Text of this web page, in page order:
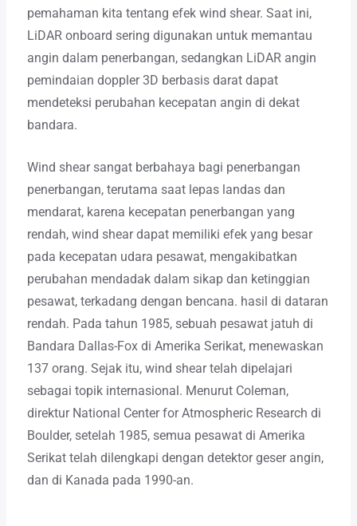
pemahaman kita tentang efek wind shear. Saat ini,
LiDAR onboard sering digunakan untuk memantau
angin dalam penerbangan, sedangkan LiDAR angin
pemindaian doppler 3D berbasis darat dapat
mendeteksi perubahan kecepatan angin di dekat
bandara.
Wind shear sangat berbahaya bagi penerbangan
penerbangan, terutama saat lepas landas dan
mendarat, karena kecepatan penerbangan yang
rendah, wind shear dapat memiliki efek yang besar
pada kecepatan udara pesawat, mengakibatkan
perubahan mendadak dalam sikap dan ketinggian
pesawat, terkadang dengan bencana. hasil di dataran
rendah. Pada tahun 1985, sebuah pesawat jatuh di
Bandara Dallas-Fox di Amerika Serikat, menewaskan
137 orang. Sejak itu, wind shear telah dipelajari
sebagai topik internasional. Menurut Coleman,
direktur National Center for Atmospheric Research di
Boulder, setelah 1985, semua pesawat di Amerika
Serikat telah dilengkapi dengan detektor geser angin,
dan di Kanada pada 1990-an.